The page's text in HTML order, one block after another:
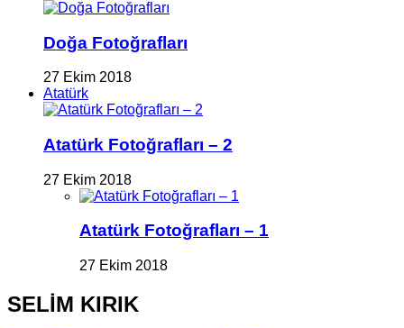
Doğa Fotoğrafları
27 Ekim 2018
Atatürk
Atatürk Fotoğrafları – 2
27 Ekim 2018
Atatürk Fotoğrafları – 1
27 Ekim 2018
SELİM KIRIK